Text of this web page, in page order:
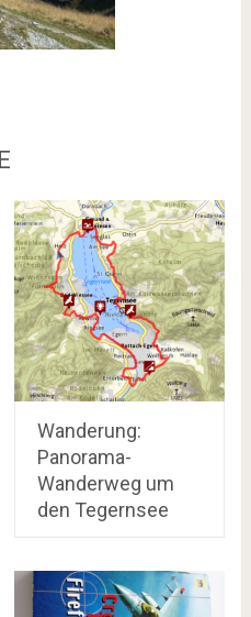
Wanderung:
Panorama-
Wanderweg um
den Tegernsee